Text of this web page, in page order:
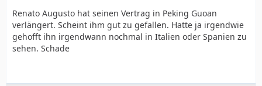
Renato Augusto hat seinen Vertrag in Peking Guoan
verlängert. Scheint ihm gut zu gefallen. Hatte ja irgendwie
gehofft ihn irgendwann nochmal in Italien oder Spanien zu
sehen. Schade